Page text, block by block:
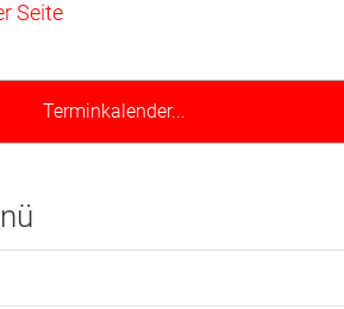
Seite
Terminkalender...